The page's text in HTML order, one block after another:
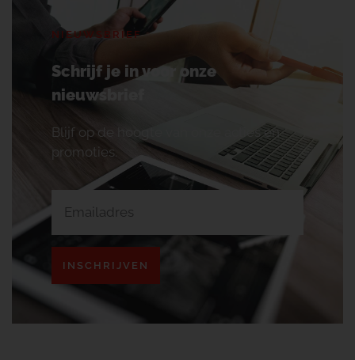
NIEUWSBRIEF
Schrijf je in voor onze
nieuwsbrief
Blijf op de hoogte van onze acties en
promoties.
INSCHRIJVEN